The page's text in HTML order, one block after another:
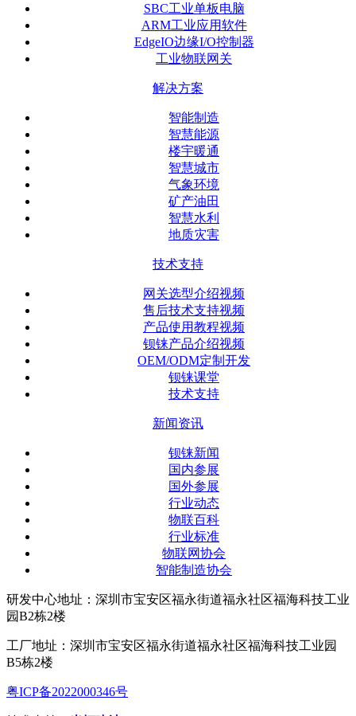
SBC工业单板电脑
ARM工业应用软件
EdgeIO边缘I/O控制器
工业物联网关
解决方案
智能制造
智慧能源
楼宇暖通
智慧城市
气象环境
矿产油田
智慧水利
地质灾害
技术支持
网关选型介绍视频
售后技术支持视频
产品使用教程视频
钡铼产品介绍视频
OEM/ODM定制开发
钡铼课堂
技术支持
新闻资讯
钡铼新闻
国内参展
国外参展
行业动态
物联百科
行业标准
物联网协会
智能制造协会
研发中心地址：深圳市宝安区福永街道福永社区福海科技工业
园B2栋2楼
工厂地址：深圳市宝安区福永街道福永社区福海科技工业园
B5栋2楼
粤ICP备2022000346号